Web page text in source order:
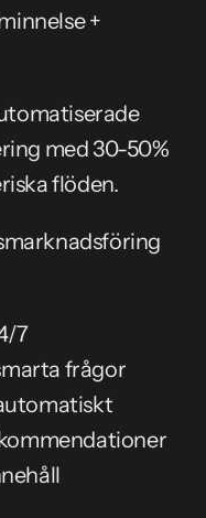
+
med 30-50%
flöden.
7
frågor